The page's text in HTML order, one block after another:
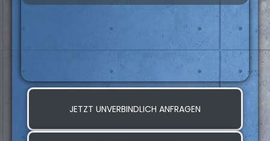
JETZT UNVERBINDLICH ANFRAGEN